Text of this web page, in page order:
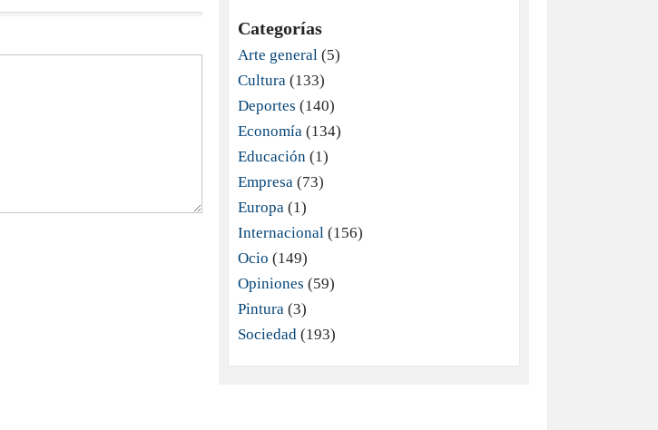
Categorías
Arte general (5)
Cultura (133)
Deportes (140)
Economía (134)
Educación (1)
Empresa (73)
Europa (1)
Internacional (156)
Ocio (149)
Opiniones (59)
Pintura (3)
Sociedad (193)